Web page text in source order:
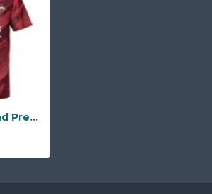
Camiseta Calidad Premium Leipzig Visitante 2024/25